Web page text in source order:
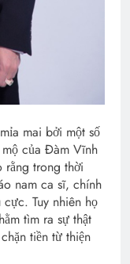
mai bởi một số
của Đàm Vĩnh
rằng trong thời
nam ca sĩ, chính
Tuy nhiên họ
tìm ra sự thật
tiền từ thiện